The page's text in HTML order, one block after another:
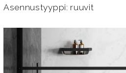
Asennustyyppi: ruuvit